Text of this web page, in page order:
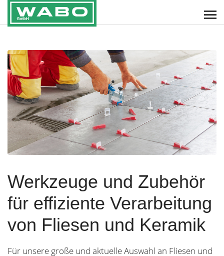
Werkzeuge und Zubehör
für effiziente Verarbeitung
von Fliesen und Keramik
Für unsere große und aktuelle Auswahl an Fliesen und